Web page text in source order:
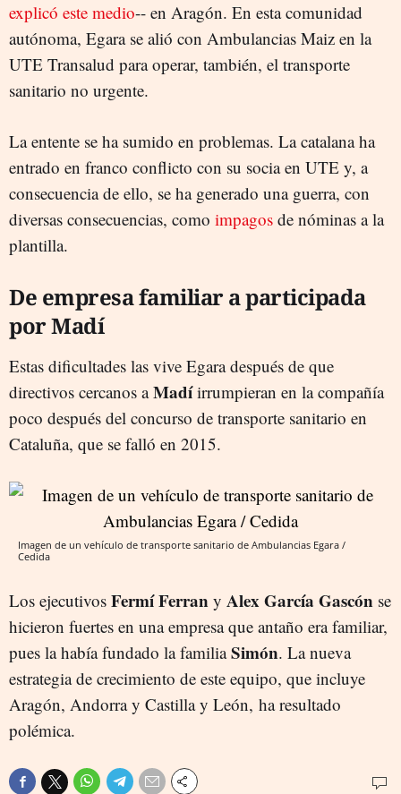
explicó este medio-- en Aragón. En esta comunidad
autónoma, Egara se alió con Ambulancias Maiz en la
UTE Transalud para operar, también, el transporte
sanitario no urgente.
La entente se ha sumido en problemas. La catalana ha
entrado en franco conflicto con su socia en UTE y, a
consecuencia de ello, se ha generado una guerra, con
diversas consecuencias, como impagos de nóminas a la
plantilla.
De empresa familiar a participada
por Madí
Estas dificultades las vive Egara después de que
directivos cercanos aMadíirrumpieran en la compañía
poco después del concurso de transporte sanitario en
Cataluña, que se falló en 2015.
Imagen de un vehículo de transporte sanitario de Ambulancias Egara /
Cedida
Los ejecutivos Fermí Ferran y Alex García Gascón se
hicieron fuertes en una empresa que antaño era familiar,
pues la había fundado la familiaSimón. La nueva
estrategia de crecimiento de este equipo, que incluye
Aragón, Andorra y Castilla y León, ha resultado
polémica.